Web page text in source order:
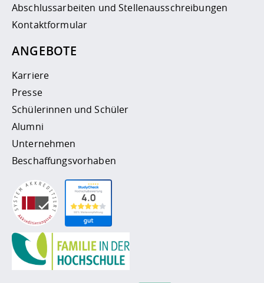
Abschlussarbeiten und Stellenausschreibungen
Kontaktformular
ANGEBOTE
Karriere
Presse
Schülerinnen und Schüler
Alumni
Unternehmen
Beschaffungsvorhaben